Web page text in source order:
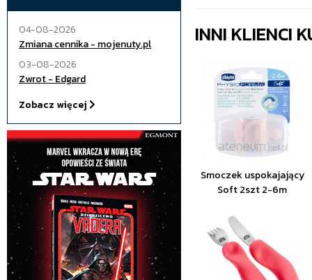
04-08-2026
Zmiana cennika - mojenuty.pl
03-08-2026
Zwrot - Edgard
Zobacz więcej
INNI KLIENCI
Smoczek uspokajający
Soft 2szt 2-6m